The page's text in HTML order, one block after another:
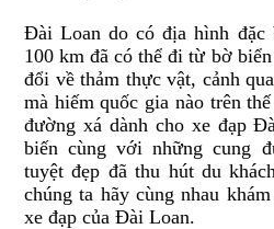
Đài Loan do có địa hình đặc
100 km đã có thể đi từ bờ
đổi về thảm thực vật, cảnh
mà hiếm quốc gia nào trên
đường xá dành cho xe đạp
biến cùng với những cung
tuyệt đẹp đã thu hút du
chúng ta hãy cùng nhau
xe đạp của Đài Loan.